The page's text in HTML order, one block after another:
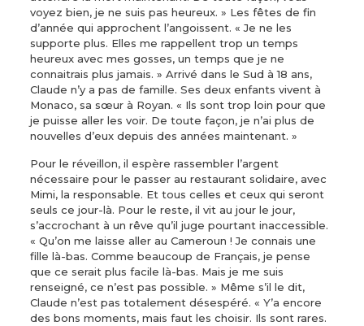
voyez bien, je ne suis pas heureux. » Les fêtes de fin
d’année qui approchent l’angoissent. « Je ne les
supporte plus. Elles me rappellent trop un temps
heureux avec mes gosses, un temps que je ne
connaitrais plus jamais. » Arrivé dans le Sud à 18 ans,
Claude n’y a pas de famille. Ses deux enfants vivent à
Monaco, sa sœur à Royan. « Ils sont trop loin pour que
je puisse aller les voir. De toute façon, je n’ai plus de
nouvelles d’eux depuis des années maintenant. »
Pour le réveillon, il espère rassembler l’argent
nécessaire pour le passer au restaurant solidaire, avec
Mimi, la responsable. Et tous celles et ceux qui seront
seuls ce jour-là. Pour le reste, il vit au jour le jour,
s’accrochant à un rêve qu’il juge pourtant inaccessible.
« Qu’on me laisse aller au Cameroun ! Je connais une
fille là-bas. Comme beaucoup de Français, je pense
que ce serait plus facile là-bas. Mais je me suis
renseigné, ce n’est pas possible. » Même s’il le dit,
Claude n’est pas totalement désespéré. « Y’a encore
des bons moments, mais faut les choisir. Ils sont rares.